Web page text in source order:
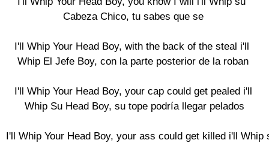
Cabeza Chico, tu sabes que se
I'll Whip Your Head Boy, with the back of the steal i'll
Whip El Jefe Boy, con la parte posterior de la roban
I'll Whip Your Head Boy, your cap could get pealed i'll
Whip Su Head Boy, su tope podría llegar pelados
I'll Whip Your Head Boy, your ass could get killed i'll